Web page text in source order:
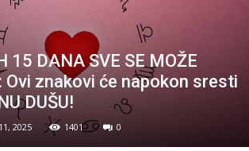
15 DANA SVE SE MOŽE
Ovi znakovi će napokon sresti
DUŠU!
2025 1401 0